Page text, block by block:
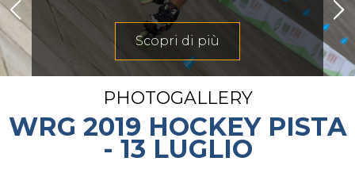
Scopri di più
PHOTOGALLERY
WRG 2019 HOCKEY PISTA
- 13 LUGLIO